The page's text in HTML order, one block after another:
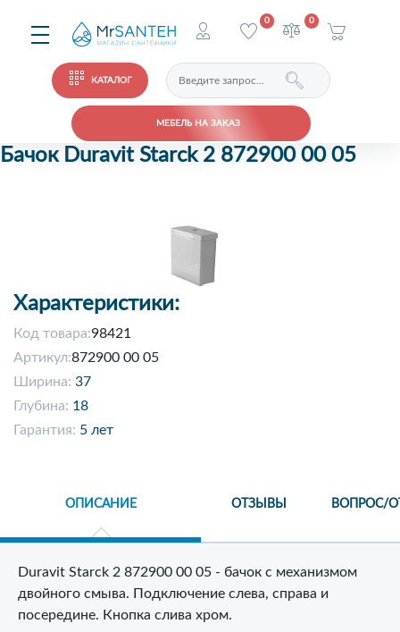
КАТАЛОГ
МЕБЕЛЬ НА ЗАКАЗ
0 0
Бачок Duravit Starck 2 872900 00 05
Характеристики:
Код товара:98421
Артикул:872900 00 05
Ширина: 37
Глубина: 18
Гарантия: 5 лет
ОПИСАНИЕ ОТЗЫВЫ ВОПРОС/
Duravit Starck 2 872900 00 05 - бачок с механизмом
двойного смыва. Подключение слева, справа и
посередине. Кнопка слива хром.